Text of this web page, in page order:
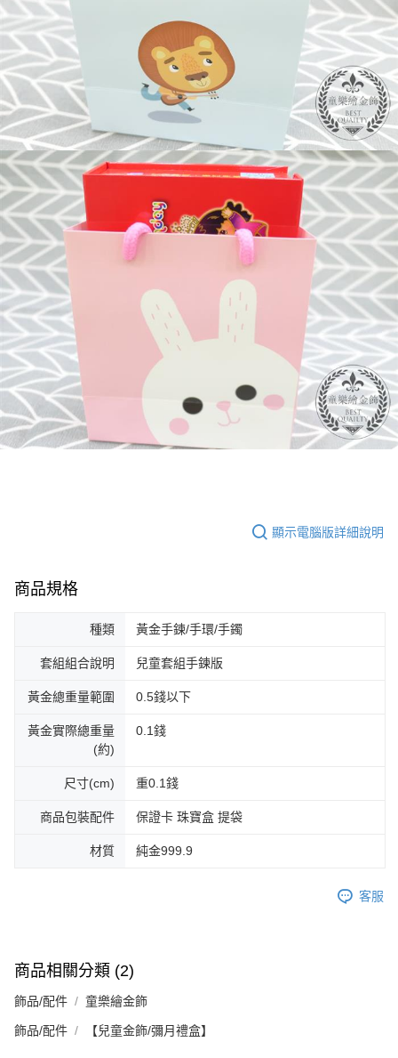
顯示電腦版詳細說明
商品規格
種類 黃金手鍊/手環/手鐲
套組組合說明 兒童套組手鍊版
黃金總重量範圍 0.5錢以下
黃金實際總重量
(約)
0.1錢
尺寸(cm) 重0.1錢
商品包裝配件 保證卡 珠寶盒 提袋
材質 純金999.9
客服
商品相關分類 (2)
飾品/配件 童樂繪金飾
飾品/配件 【兒童金飾/彌月禮盒】